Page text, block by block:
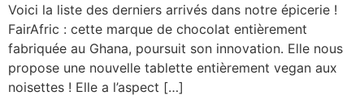
Voici la liste des derniers arrivés dans notre épicerie !
FairAfric : cette marque de chocolat entièrement
fabriquée au Ghana, poursuit son innovation. Elle nous
propose une nouvelle tablette entièrement vegan aux
noisettes ! Elle a l’aspect […]